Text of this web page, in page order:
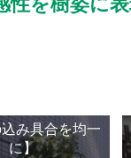
込み具合を均一
に】